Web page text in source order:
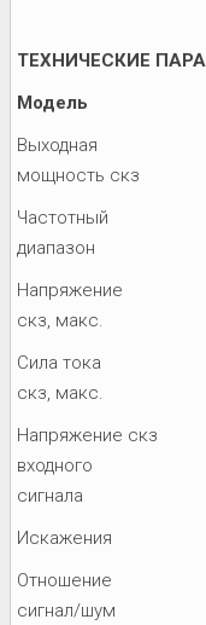
ТЕХНИЧЕСКИЕ
Модель
Выходная
мощность скз
Частотный
диапазон
Напряжение
скз, макс.
Сила тока
скз, макс.
Напряжение скз
входного
сигнала
Искажения
Отношение
сигнал/шум